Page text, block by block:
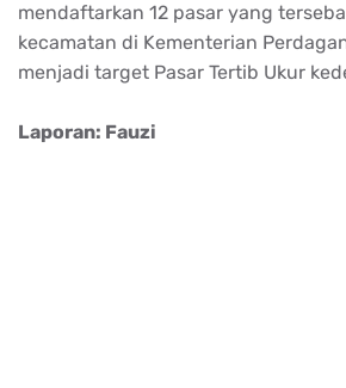
mendaftarkan 12 pasar yang
kecamatan di Kementerian
menjadi target Pasar Tertib Ukur
Laporan: Fauzi